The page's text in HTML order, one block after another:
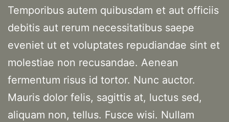
Temporibus autem quibusdam et aut officiis
debitis aut rerum necessitatibus saepe
eveniet ut et voluptates repudiandae sint et
molestiae non recusandae. Aenean
fermentum risus id tortor. Nunc auctor.
Mauris dolor felis, sagittis at, luctus sed,
aliquam non, tellus. Fusce wisi. Nullam